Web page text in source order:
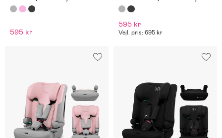
595 kr
595 kr
Vejl. pris: 695 kr